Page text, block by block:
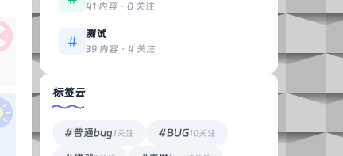
41 内容 · 0 关注
测试
39 内容 · 4 关注
标签云
#普通bug1关注 #BUG10关注